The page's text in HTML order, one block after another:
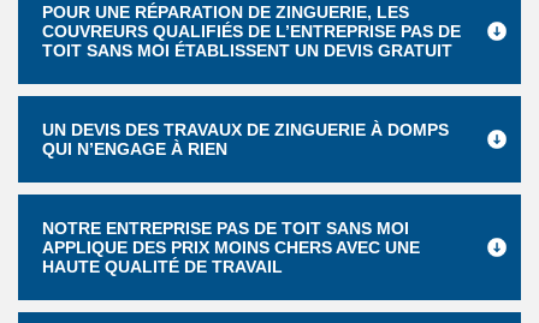
POUR UNE RÉPARATION DE ZINGUERIE, LES
COUVREURS QUALIFIÉS DE L’ENTREPRISE PAS DE
TOIT SANS MOI ÉTABLISSENT UN DEVIS GRATUIT
UN DEVIS DES TRAVAUX DE ZINGUERIE À DOMPS
QUI N’ENGAGE À RIEN
NOTRE ENTREPRISE PAS DE TOIT SANS MOI
APPLIQUE DES PRIX MOINS CHERS AVEC UNE
HAUTE QUALITÉ DE TRAVAIL